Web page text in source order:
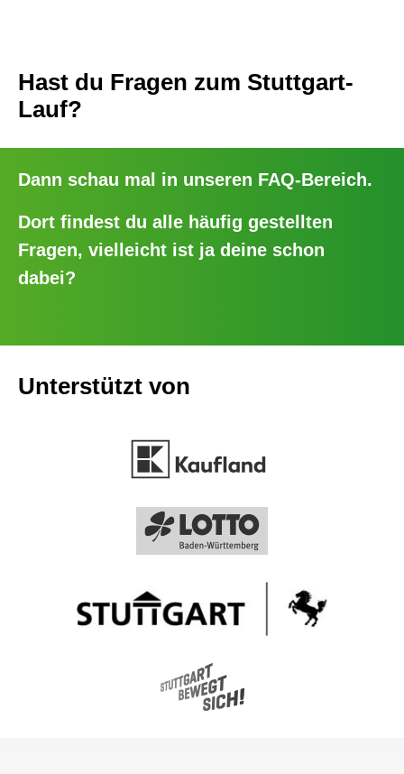
Hast du Fragen zum Stuttgart-
Lauf?
Dann schau mal in unseren FAQ-Bereich.
Dort findest du alle häufig gestellten
Fragen, vielleicht ist ja deine schon
dabei?
Unterstützt von